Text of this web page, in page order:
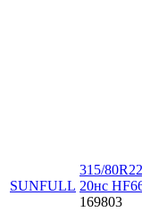
SUNFULL
315/
20нс
169803